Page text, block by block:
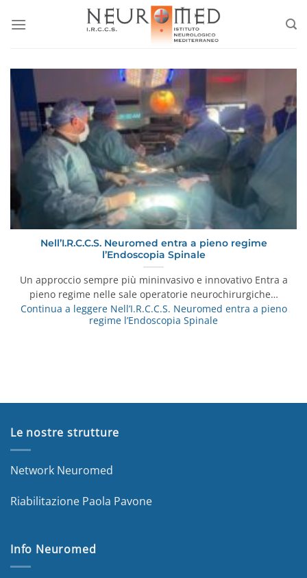
Nell’I.R.C.C.S. Neuromed entra a pieno regime
l’Endoscopia Spinale
Un approccio sempre più mininvasivo e innovativo Entra a
pieno regime nelle sale operatorie neurochirurgiche…
Continua a leggereNell’I.R.C.C.S. Neuromed entra a pieno
regime l’Endoscopia Spinale
Le nostre strutture
Network Neuromed
Riabilitazione Paola Pavone
Info Neuromed